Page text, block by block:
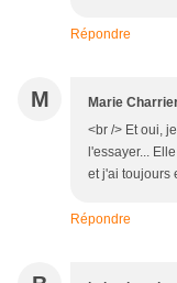
Répondre
M Marie
<br /> Et oui,
l'essayer...
et j'ai toujours
Répondre